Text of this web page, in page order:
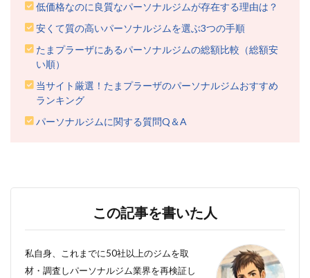
低価格なのに良質なパーソナルジムが存在する理由は？
安くて質の高いパーソナルジムを選ぶ3つの手順
たまプラーザにあるパーソナルジムの総額比較（総額安
い順）
当サイト厳選！たまプラーザのパーソナルジムおすすめ
ランキング
パーソナルジムに関する質問Q＆A
この記事を書いた人
私自身、これまでに50社以上のジムを取
材・調査しパーソナルジム業界を再検証し